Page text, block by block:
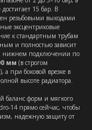
15 бар. В
резьбовыми выходами
эксцентриковые
к стандартным трубам
и полностью зависит
нижнем подключении по
мм (в строгом
при боковой врезке в
высоте радиатора.
баланс форм и мягкого
14 прямо сейчас, чтобы
надежную защиту от